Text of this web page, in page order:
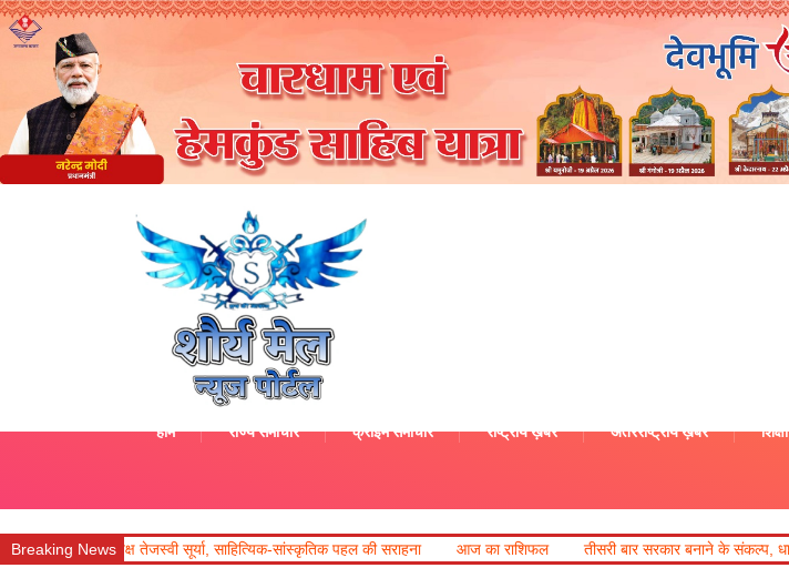
होम राज्य समाचार क्राइम समाचार राष्ट्रीय ख़बरें अंतरराष्ट्रीय ख़बरें शिक्षा
Breaking News
साहित्यिक-सांस्कृतिक पहल की सराहना आज का राशिफल तीसरी बार सरकार बनाने के संकल्प, धामी बोले- झूठ और भ्रम का दें